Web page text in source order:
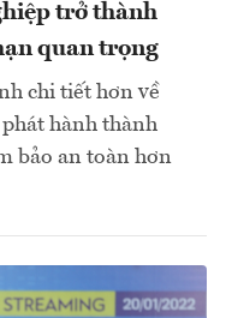
trở thành
quan trọng
chi tiết hơn về
hành thành
bảo an toàn hơn